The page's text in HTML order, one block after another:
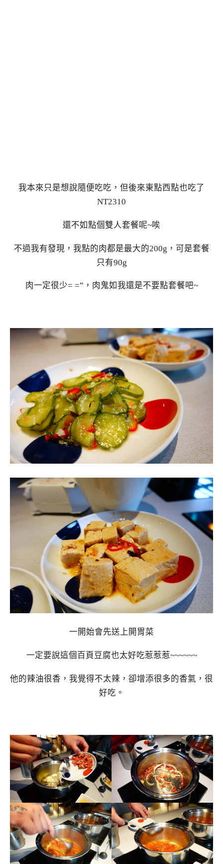
我本來只是想說隨便吃吃，但後來東點西點也吃了
NT2310
還不如點個雙人套餐呢~唉
不過我有發現，我點的肉都是最大的200g，可是套餐
只有90g
肉一定很少= =”，肉鬼如我還是不要點套餐吧~
一開始會先送上開胃菜
一定要說這個百頁豆腐也太好吃惹惹惹~~~~~~
他的辣油很香，我覺得不太辣，卻增添很多的香氣，很
好吃。